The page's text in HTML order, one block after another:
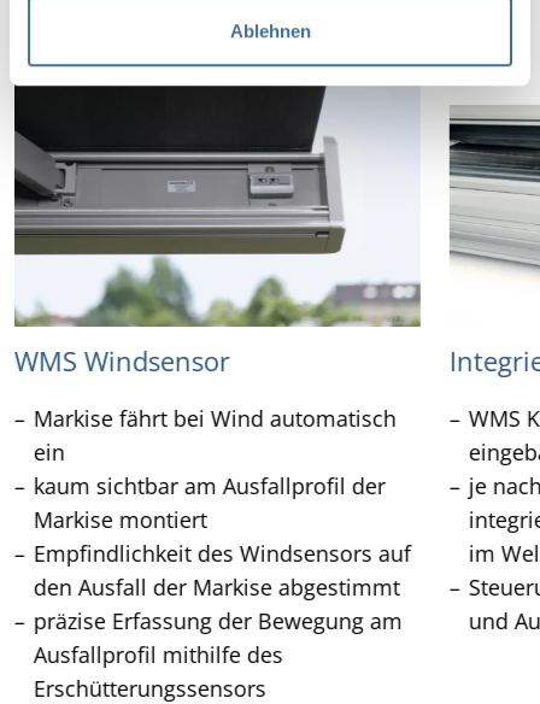
Ablehnen
WMS Windsensor
Markise fährt bei Wind automatisch
ein
kaum sichtbar am Ausfallprofil der
Markise montiert
Empfindlichkeit des Windsensors auf
den Ausfall der Markise abgestimmt
präzise Erfassung der Bewegung am
Ausfallprofil mithilfe des
Erschütterungssensors
WMS
je
im
und